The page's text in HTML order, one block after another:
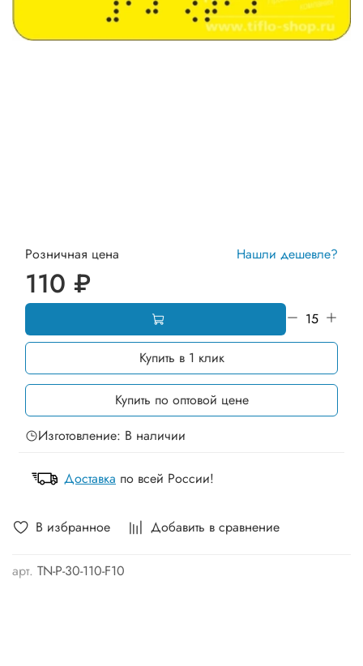
В избранное Добавить в сравнение
арт. TN-P-30-110-F10
Розничная цена Нашли дешевле?
110 ₽
Купить в 1 клик
Купить по оптовой цене
Изготовление: В наличии
Доставка по всей России!